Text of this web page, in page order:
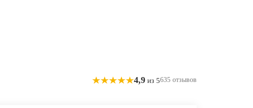
4,9 из 5635 отзывов